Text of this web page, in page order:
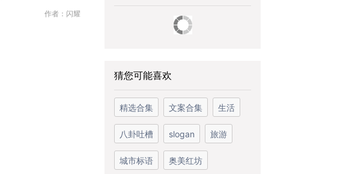
作者：闪耀
猜您可能喜欢
精选合集 文案合集 生活
八卦吐槽 slogan 旅游
城市标语 奥美红坊